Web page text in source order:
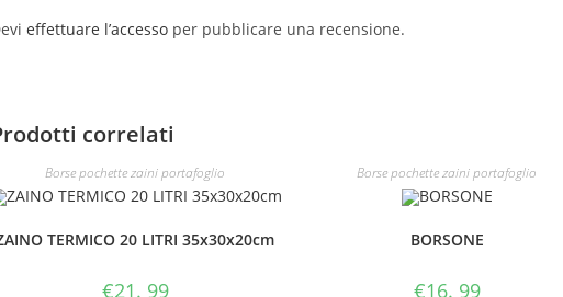
effettuare l’accesso per pubblicare una recensione.
correlati
Borse pochette zaini portafoglio
TERMICO 20 LITRI 35x30x20cm
€21. 99
Borse pochette zaini portafoglio
BORSONE
€16. 99